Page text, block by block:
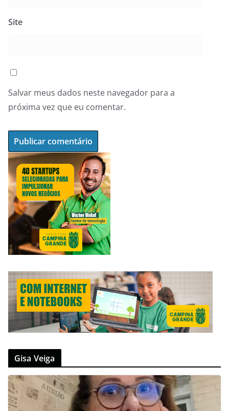
Site
Salvar meus dados neste navegador para a
próxima vez que eu comentar.
Gisa Veiga